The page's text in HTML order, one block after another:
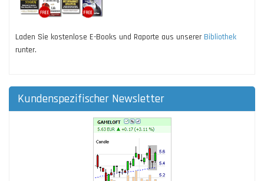
Laden Sie kostenlose E-Books und Raporte aus unserer Bibliothek
runter.
Kundenspezifischer Newsletter